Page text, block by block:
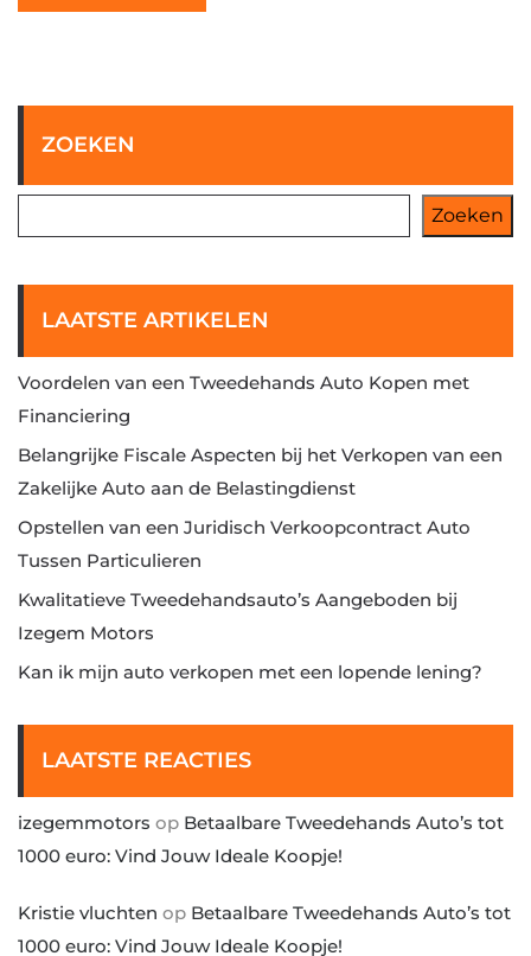
ZOEKEN
Zoeken
LAATSTE ARTIKELEN
Voordelen van een Tweedehands Auto Kopen met
Financiering
Belangrijke Fiscale Aspecten bij het Verkopen van een
Zakelijke Auto aan de Belastingdienst
Opstellen van een Juridisch Verkoopcontract Auto
Tussen Particulieren
Kwalitatieve Tweedehandsauto’s Aangeboden bij
Izegem Motors
Kan ik mijn auto verkopen met een lopende lening?
LAATSTE REACTIES
izegemmotors op Betaalbare Tweedehands Auto’s tot
1000 euro: Vind Jouw Ideale Koopje!
Kristie vluchten op Betaalbare Tweedehands Auto’s tot
1000 euro: Vind Jouw Ideale Koopje!